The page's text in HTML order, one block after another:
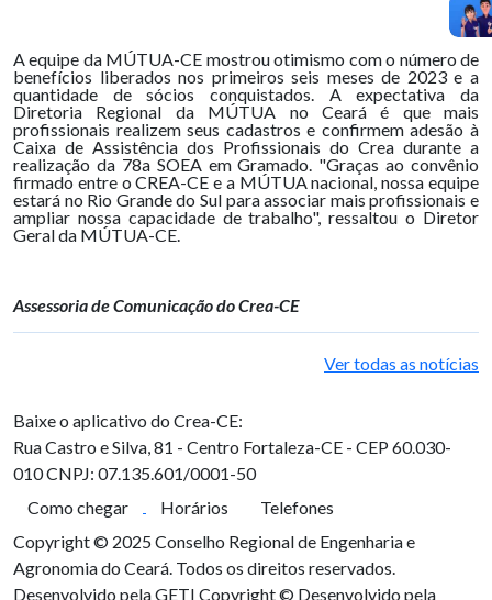
A equipe da MÚTUA-CE mostrou otimismo com o número de
benefícios liberados nos primeiros seis meses de 2023 e a
quantidade de sócios conquistados. A expectativa da
Diretoria Regional da MÚTUA no Ceará é que mais
profissionais realizem seus cadastros e confirmem adesão à
Caixa de Assistência dos Profissionais do Crea durante a
realização da 78a SOEA em Gramado. "Graças ao convênio
firmado entre o CREA-CE e a MÚTUA nacional, nossa equipe
estará no Rio Grande do Sul para associar mais profissionais e
ampliar nossa capacidade de trabalho", ressaltou o Diretor
Geral da MÚTUA-CE.
Assessoria de Comunicação do Crea-CE
Ver todas as notícias
Baixe o aplicativo do Crea-CE:
Rua Castro e Silva, 81 - Centro Fortaleza-CE - CEP 60.030-
010CNPJ: 07.135.601/0001-50
Como chegar
Horários
Telefones
Copyright © 2025 Conselho Regional de Engenharia e
Agronomia do Ceará. Todos os direitos reservados.
Desenvolvido pela GETI Copyright © Desenvolvido pela